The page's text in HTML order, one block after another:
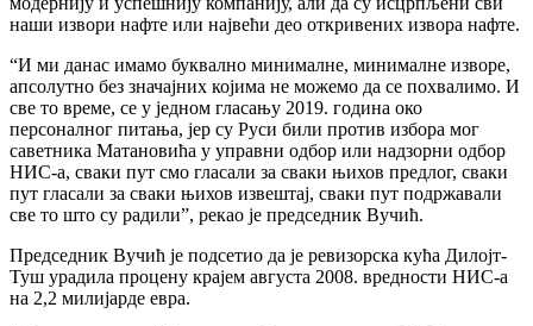
наши извори нафте или највећи део откривених извора нафте.
“И ми данас имамо буквално минималне, минималне изворе,
апсолутно без значајних којима не можемо да се похвалимо. И
све то време, се у једном гласању 2019. година око
персоналног питања, јер су Руси били против избора мог
саветника Матановића у управни одбор или надзорни одбор
НИС-а, сваки пут смо гласали за сваки њихов предлог, сваки
пут гласали за сваки њихов извештај, сваки пут подржавали
све то што су радили”, рекао је председник Вучић.
Председник Вучић је подсетио да је ревизорска кућа Дилојт-
Туш урадила процену крајем августа 2008. вредности НИС-а
на 2,2 милијарде евра.